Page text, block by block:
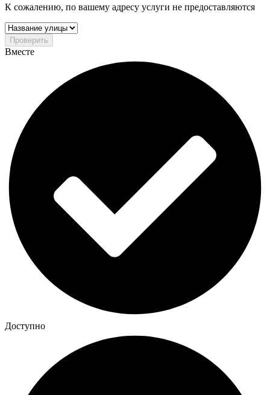
К сожалению, по вашему адресу услуги не предоставляются
Проверить
Вместе
Доступно